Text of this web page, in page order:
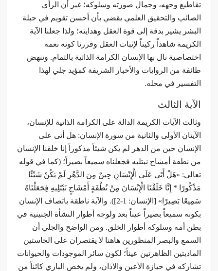
تقاطيع وجهه، وجمال صورته وسلوكه؛ غير أن الرأي
الصائب والتحقيق العلمي يقضي بأن أحسن تقويم في جبلة
البشر يشير بدقة إلى قوة العقل وهدايته؛ ولذا جعلنا الآية
الكريمة شاهداً ركيناً لإثبات العقل وقررنا كونه نعمة
اختصاصية نال بها الإنسان الكرامة الذاتية بالتمام. وتنهض
طائفة من الروايات والأخبار الشريفة كمؤيد جلي لهذا
التفسير في محله.
الآية الثالث
وثالث الآيات الكريمة الدالة على الكرامة الذاتية للإنسان،
الآيتان الأولى والثانية من سورة الإنسان: هل أتى على
الإنسان حين من الدهر لم يكن شيئاً مذكوراً إنا خلقنا الإنسان
من نطفة أمشاج نبتليه فجعلناه سميعاً بصيراً؛ (كما في قوله
تعالى: «هَلْ أَتَى عَلَى الْإِنْسَانِ حِينٌ مِنَ الدَّهْرِ لَمْ يَكُنْ شَيْئًا
مَذْكُورًا * إِنَّا خَلَقْنَا الْإِنْسَانَ مِنْ نُطْفَةٍ أَمْشَاجٍ نَبْتَلِيهِ فِجَعَلْنَاهُ
سَمِيعًا بَصِيرًا» [الإنسان: 1-2]). والآية ناطقة باتصاف الإنسان
بكونه سميعاً بصيراً عيناً بعد ولوجه أطوار النشأة الجنينية في
بطن أمه وسلوكه أطوار الخلق. ومن الواضح والجلي أن
السمع والبصر المنظورين هاهنا لا يقتصران على الحاستين
الماديتين الظاهرتين عيناً؛ لكون سائر الموجودات والحيوانات
تشاركه في حيازة الأعين والآذان، ولم يخص الباري كائناً من